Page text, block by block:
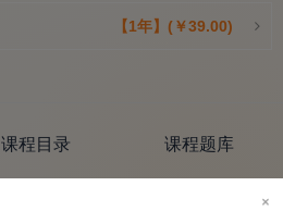
【1年】(￥39.00)
×
课程目录 课程题库